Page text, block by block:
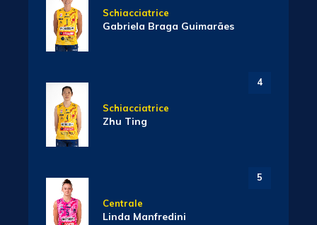
Schiacciatrice
Gabriela Braga Guimarães
4
Schiacciatrice
Zhu Ting
5
Centrale
Linda Manfredini